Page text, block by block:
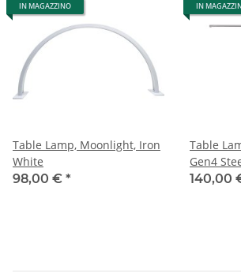
IN MAGAZZINO
Table Lamp, Moonlight, Iron
White
98,00 € *
IN
Table
Gen4
140,00